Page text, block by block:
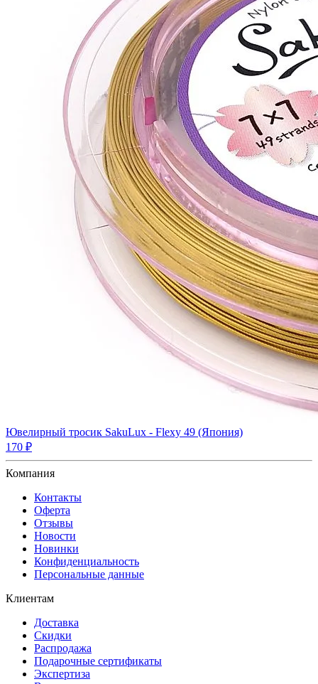
Ювелирный тросик SakuLux - Flexy 49 (Япония)
170 ₽
Компания
Контакты
Оферта
Отзывы
Новости
Новинки
Конфиденциальность
Персональные данные
Клиентам
Доставка
Скидки
Распродажа
Подарочные сертификаты
Экспертиза